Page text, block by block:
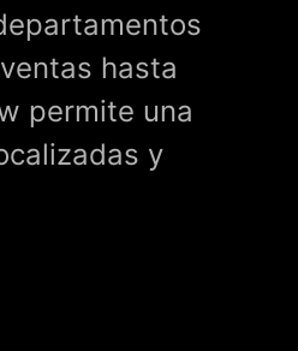
hasta
permite una
y